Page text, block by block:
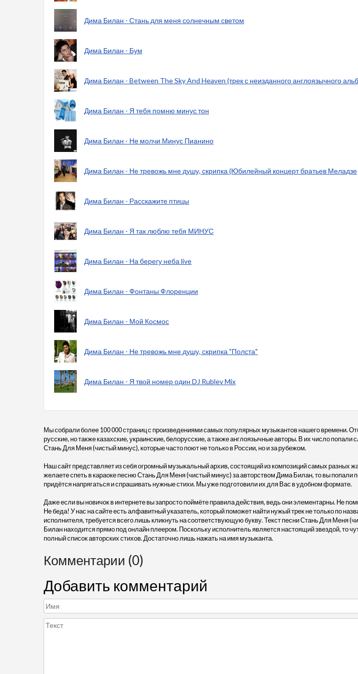
Дима Билан - Стань для меня солнечным светом
Дима Билан - Бум
Дима Билан - Between The Sky And Heaven (трек с неизданного англоязычного
Дима Билан - Я тебя помню минус тон
Дима Билан - Не молчи Минус Пианино
Дима Билан - Не тревожь мне душу, скрипка (Юбилейный концерт братьев Меладзе
Дима Билан - Расскажите птицы
Дима Билан - Я так люблю тебя МИНУС
Дима Билан - На берегу неба live
Дима Билан - Фонтаны Флоренции
Дима Билан - Мой Космос
Дима Билан - Не тревожь мне душу, скрипка "Полста"
Дима Билан - Я твой номер один DJ Rublev Mix
Мы собрали более 100 000 страниц с произведениями самых популярных музыкантов нашего времени.
русские, но также казахские, украинские, белорусские, а также англоязычные авторы. В их число
Стань Для Меня (чистый минус), которые часто поют не только в России, но и за рубежом.
Наш сайт представляет из себя огромный музыкальный архив, состоящий из композиций самых разных
желаете спеть в караоке песню Стань Для Меня (чистый минус) за авторством Дима Билан, то вы попали
придётся напрягаться и спрашивать нужные стихи. Мы уже подготовили их для Вас в удобном формате.
Даже если вы новичок в интернете вы запросто поймёте правила действия, ведь они элементарны. Не
Не беда! У нас на сайте есть алфавитный указатель, который поможет найти нужый трек не только по
исполнителя, требуется всего лишь кликнуть на соответствующую букву. Текст песни Стань Для Меня
Билан находится прямо под онлайн плеером. Поскольку исполнитель является настоящий звездой, то
полный список авторских стихов. Достаточно лишь нажать на имя музыканта.
Комментарии (0)
Добавить комментарий